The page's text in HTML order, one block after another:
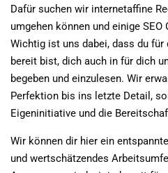
Dafür suchen wir internetaffine
umgehen können und einige SEO
Wichtig ist uns dabei, dass du für
bereit bist, dich auch in für dich
begeben und einzulesen. Wir
Perfektion bis ins letzte Detail,
Eigeninitiative und die
Wir können dir hier ein
und wertschätzendes